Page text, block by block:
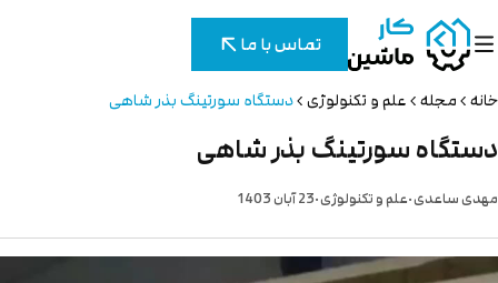
تماس با ما
خانه مجله علم و تکنولوژی دستگاه سورتینگ بذر شاهی
دستگاه سورتینگ بذر شاهی
مهدی ساعدی.علم و تکنولوژی.23 آبان 1403